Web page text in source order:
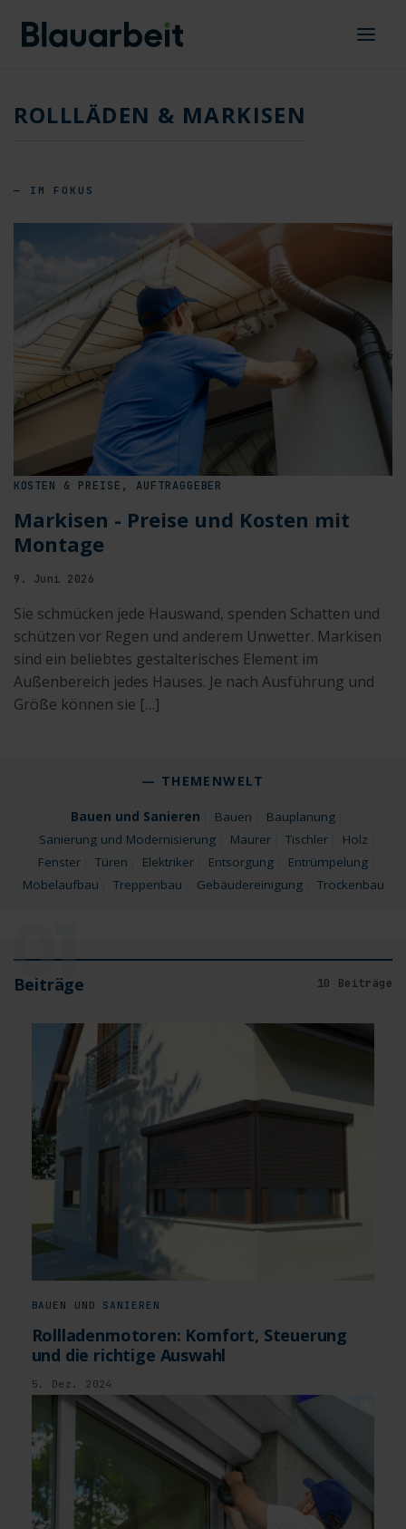
Inhalt
springen
ROLLLÄDEN & MARKISEN
— IM FOKUS
KOSTEN & PREISE, AUFTRAGGEBER
Markisen - Preise und Kosten mit
Montage
9. Juni 2026
Sie schmücken jede Hauswand, spenden Schatten und
schützen vor Regen und anderem Unwetter. Markisen
sind ein beliebtes gestalterisches Element im
Außenbereich jedes Hauses. Je nach Ausführung und
Größe können sie […]
— THEMENWELT
Bauen und Sanieren Bauen
Bauplanung
Sanierung und Modernisierung
Maurer Tischler
Holz
Fenster
Türen Elektriker Entsorgung
Entrümpelung
Möbelaufbau
Treppenbau Gebäudereinigung Trockenbau
01
Beiträge 10 Beiträge
BAUEN UND SANIEREN
Rollladenmotoren: Komfort, Steuerung
und die richtige Auswahl
5. Dez. 2024